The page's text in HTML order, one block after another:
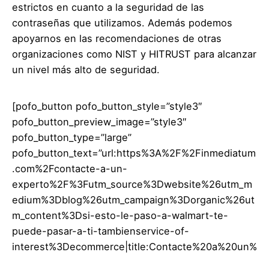
estrictos en cuanto a la seguridad de las
contraseñas que utilizamos. Además podemos
apoyarnos en las recomendaciones de otras
organizaciones como NIST y HITRUST para alcanzar
un nivel más alto de seguridad.
[pofo_button pofo_button_style=”style3″
pofo_button_preview_image=”style3″
pofo_button_type=”large”
pofo_button_text=”url:https%3A%2F%2Finmediatum
.com%2Fcontacte-a-un-
experto%2F%3Futm_source%3Dwebsite%26utm_m
edium%3Dblog%26utm_campaign%3Dorganic%26ut
m_content%3Dsi-esto-le-paso-a-walmart-te-
puede-pasar-a-ti-tambienservice-of-
interest%3Decommerce|title:Contacte%20a%20un%